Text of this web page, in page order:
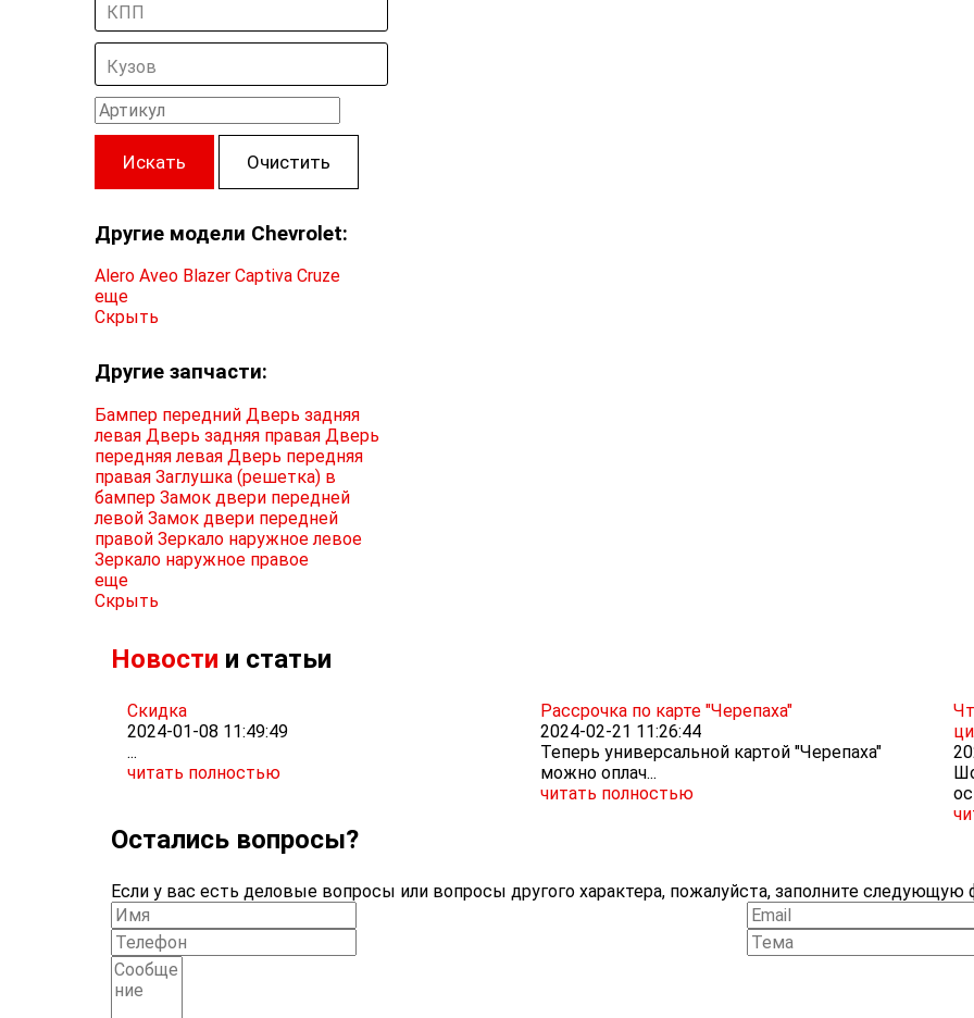
КПП
Кузов
Искать Очистить
Другие модели Chevrolet:
Alero Aveo Blazer Captiva Cruze
еще
Скрыть
Другие запчасти:
Бампер передний Дверь задняя
левая Дверь задняя правая Дверь
передняя левая Дверь передняя
правая Заглушка (решетка) в
бампер Замок двери передней
левой Замок двери передней
правой Зеркало наружное левое
Зеркало наружное правое
еще
Скрыть
Новости и статьи
Скидка
2024-01-08 11:49:49
...
читать полностью
Рассрочка по карте "Черепаха"
2024-02-21 11:26:44
Теперь универсальной картой "Черепаха"
можно оплач...
читать полностью
Остались вопросы?
Если у вас есть деловые вопросы или вопросы другого характера, пожалуйста, заполните следующую